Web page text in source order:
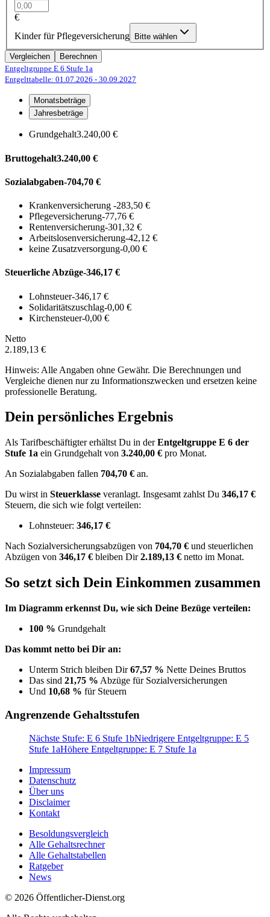
€
Kinder für Pflegeversicherung
Bitte wählen
Vergleichen
Berechnen
Entgeltgruppe E 6 Stufe 1a
Entgelttabelle: 01.07.2026 - 30.09.2027
Monatsbeträge
Jahresbeträge
Grundgehalt3.240,00 €
Bruttogehalt3.240,00 €
Sozialabgaben-704,70 €
Krankenversicherung -283,50 €
Pflegeversicherung-77,76 €
Rentenversicherung-301,32 €
Arbeitslosenversicherung-42,12 €
keine Zusatzversorgung-0,00 €
Steuerliche Abzüge-346,17 €
Lohnsteuer-346,17 €
Solidaritätszuschlag-0,00 €
Kirchensteuer-0,00 €
Netto
2.189,13 €
Hinweis: Alle Angaben ohne Gewähr. Die Berechnungen und
Vergleiche dienen nur zu Informationszwecken und ersetzen keine
professionelle Beratung.
Dein persönliches Ergebnis
Als Tarifbeschäftigter erhältst Du in derEntgeltgruppe E 6 der
Stufe 1a ein Grundgehalt von 3.240,00 € pro Monat.
An Sozialabgaben fallen 704,70 € an.
Du wirst in Steuerklasse veranlagt. Insgesamt zahlst Du 346,17 €
Steuern, die sich wie folgt verteilen:
Lohnsteuer: 346,17 €
Nach Sozialversicherungsabzügen von 704,70 € und steuerlichen
Abzügen von 346,17 € bleiben Dir2.189,13 € netto im Monat.
So setzt sich Dein Einkommen zusammen
Im Diagramm erkennst Du, wie sich Deine Bezüge verteilen:
100 % Grundgehalt
Das kommt netto bei Dir an:
Unterm Strich bleiben Dir67,57 % Nette Deines Bruttos
Das sind 21,75 % Abzüge für Sozialversicherungen
Und 10,68 % für Steuern
Angrenzende Gehaltsstufen
Nächste Stufe: E 6 Stufe 1bNiedrigere Entgeltgruppe: E 5
Stufe 1aHöhere Entgeltgruppe: E 7 Stufe 1a
Impressum
Datenschutz
Über uns
Disclaimer
Kontakt
Besoldungsvergleich
Alle Gehaltsrechner
Alle Gehaltstabellen
Ratgeber
News
© 2026 Öffentlicher-Dienst.org